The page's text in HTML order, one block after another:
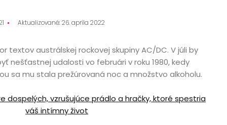
Aktualizované: 26. apríla 2022
textov austrálskej rockovej skupiny AC/DC. V júli by
nešťastnej udalosti vo februári v roku 1980, kedy
sa mu stala prežúrovaná noc a množstvo alkoholu.
dospelých, vzrušujúce prádlo a hračky, ktoré spestria
váš intímny život